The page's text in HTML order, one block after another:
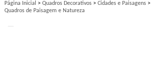
Página Inicial > Quadros Decorativos > Cidades e Paisagens >
Quadros de Paisagem e Natureza